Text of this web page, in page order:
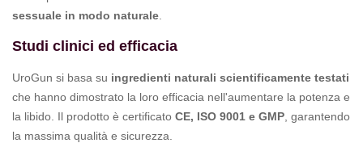
sessuale in modo naturale
Studi clinici ed efficacia
UroGun si basa su ingredienti naturali scientificamente testati
che hanno dimostrato la loro efficacia nell'aumentare la potenza e
la libido. Il prodotto è certificato CE, ISO 9001 e GMP , garantendo
la massima qualità e sicurezza.